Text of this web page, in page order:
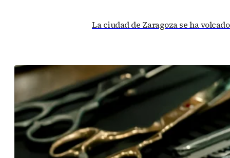
La ciudad de Zaragoza se ha